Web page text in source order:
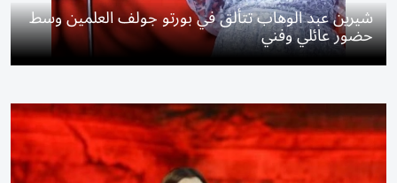
شيرين عبد الوهاب تتألق في بورتو جولف العلمين وسط
حضور عائلي وفني